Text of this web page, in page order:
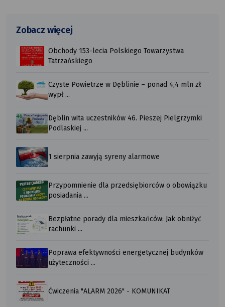
Zobacz więcej
Obchody 153-lecia Polskiego Towarzystwa
Tatrzańskiego
Czyste Powietrze w Dęblinie – ponad 4,4 mln zł
wypł ...
Dęblin wita uczestników 46. Pieszej Pielgrzymki
Podlaskiej ...
1 sierpnia zawyją syreny alarmowe
Przypomnienie dla przedsiębiorców o obowiązku
posiadania ...
Bezpłatne porady dla mieszkańców: Jak obniżyć
rachunki ...
Poprawa efektywności energetycznej budynków
użyteczności ...
Ćwiczenia "ALARM 2026" - KOMUNIKAT